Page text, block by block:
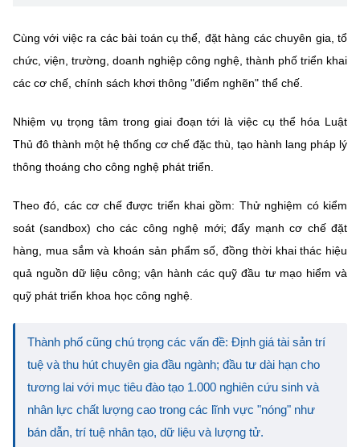
Cùng với việc ra các bài toán cụ thể, đặt hàng các chuyên gia, tổ
chức, viện, trường, doanh nghiệp công nghệ, thành phố triển khai
các cơ chế, chính sách khơi thông "điểm nghẽn" thể chế.
Nhiệm vụ trọng tâm trong giai đoạn tới là việc cụ thể hóa Luật
Thủ đô thành một hệ thống cơ chế đặc thù, tạo hành lang pháp lý
thông thoáng cho công nghệ phát triển.
Theo đó, các cơ chế được triển khai gồm: Thử nghiệm có kiểm
soát (sandbox) cho các công nghệ mới; đẩy mạnh cơ chế đặt
hàng, mua sắm và khoán sản phẩm số, đồng thời khai thác hiệu
quả nguồn dữ liệu công; vận hành các quỹ đầu tư mạo hiểm và
quỹ phát triển khoa học công nghệ.
Thành phố cũng chú trọng các vấn đề: Định giá tài sản trí
tuệ và thu hút chuyên gia đầu ngành; đầu tư dài hạn cho
tương lai với mục tiêu đào tạo 1.000 nghiên cứu sinh và
nhân lực chất lượng cao trong các lĩnh vực "nóng" như
bán dẫn, trí tuệ nhân tạo, dữ liệu và lượng tử.